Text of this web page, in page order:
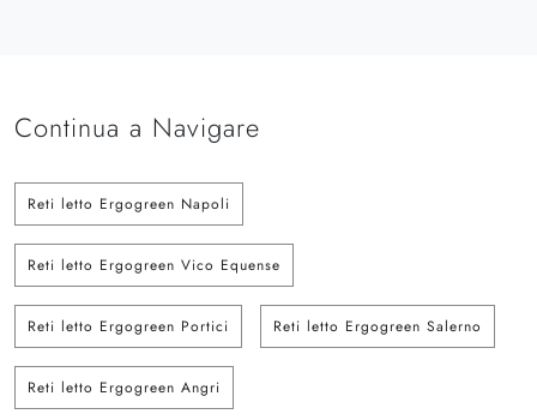
Continua a Navigare
Reti letto Ergogreen Napoli
Reti letto Ergogreen Vico Equense
Reti letto Ergogreen Portici Reti letto Ergogreen Salerno
Reti letto Ergogreen Angri